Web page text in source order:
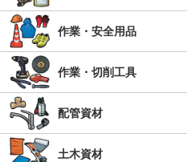
作業・安全用品
作業・切削工具
配管資材
土木資材